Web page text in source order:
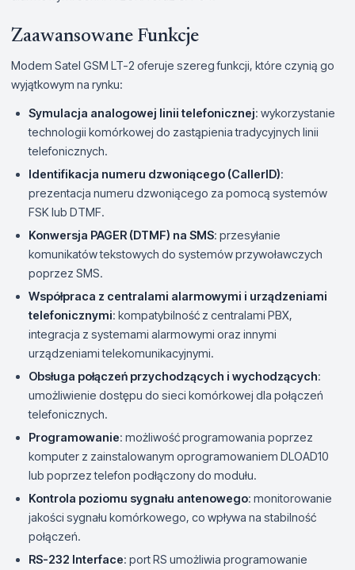
Zaawansowane Funkcje
Modem Satel GSM LT-2 oferuje szereg funkcji, które czynią go
wyjątkowym na rynku:
Symulacja analogowej linii telefonicznej: wykorzystanie
technologii komórkowej do zastąpienia tradycyjnych linii
telefonicznych.
Identifikacja numeru dzwoniącego (CallerID):
prezentacja numeru dzwoniącego za pomocą systemów
FSK lub DTMF.
Konwersja PAGER (DTMF) na SMS: przesyłanie
komunikatów tekstowych do systemów przywoławczych
poprzez SMS.
Współpraca z centralami alarmowymi i urządzeniami
telefonicznymi: kompatybilność z centralami PBX,
integracja z systemami alarmowymi oraz innymi
urządzeniami telekomunikacyjnymi.
Obsługa połączeń przychodzących i wychodzących:
umożliwienie dostępu do sieci komórkowej dla połączeń
telefonicznych.
Programowanie: możliwość programowania poprzez
komputer z zainstalowanym oprogramowaniem DLOAD10
lub poprzez telefon podłączony do modułu.
Kontrola poziomu sygnału antenowego: monitorowanie
jakości sygnału komórkowego, co wpływa na stabilność
połączeń.
RS-232 Interface: port RS umożliwia programowanie